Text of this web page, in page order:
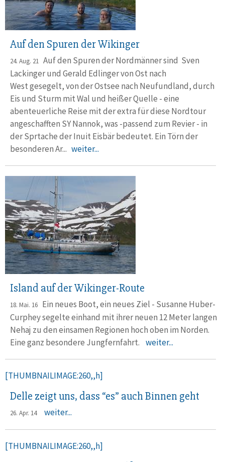
Auf den Spuren der Wikinger
24. Aug. 21 Auf den Spuren der Nordmänner sind Sven
Lackinger und Gerald Edlinger von Ost nach
West gesegelt, von der Ostsee nach Neufundland, durch
Eis und Sturm mit Wal und heißer Quelle - eine
abenteuerliche Reise mit der extra für diese Nordtour
angeschafften SY Nannok, was -passend zum Revier - in
der Sprtache der Inuit Eisbär bedeutet. Ein Törn der
besonderen Ar... weiter...
Island auf der Wikinger-Route
18. Mai. 16 Ein neues Boot, ein neues Ziel - Susanne Huber-
Curphey segelte einhand mit ihrer neuen 12 Meter langen
Nehaj zu den einsamen Regionen hoch oben im Norden.
Eine ganz besondere Jungfernfahrt. weiter...
[THUMBNAILIMAGE:260,,h]
Delle zeigt uns, dass “es” auch Binnen geht
26. Apr. 14 weiter...
[THUMBNAILIMAGE:260,,h]